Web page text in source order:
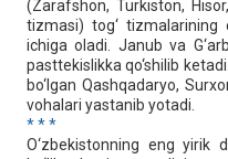
(Zarafshon, Turkiston,
tizmasi) tog‘ tizmalarining
ichiga oladi. Janub va
pasttekislikka qo‘shilib
bo‘lgan Qashqadaryo,
vohalari yastanib yotadi.
* * *
O‘zbekistonning eng yirik